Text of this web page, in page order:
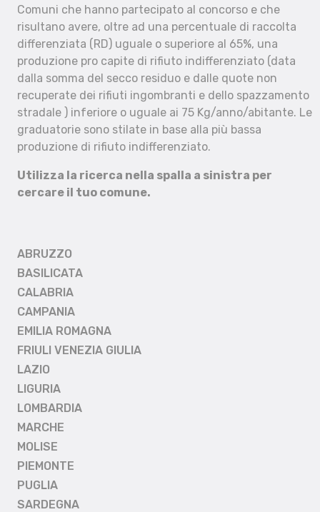
Comuni che hanno partecipato al concorso e che
risultano avere, oltre ad una percentuale di raccolta
differenziata (RD) uguale o superiore al 65%, una
produzione pro capite di rifiuto indifferenziato (data
dalla somma del secco residuo e dalle quote non
recuperate dei rifiuti ingombranti e dello spazzamento
stradale ) inferiore o uguale ai 75 Kg/anno/abitante. Le
graduatorie sono stilate in base alla più bassa
produzione di rifiuto indifferenziato.
Utilizza la ricerca nella spalla a sinistra per
cercare il tuo comune.
ABRUZZO
BASILICATA
CALABRIA
CAMPANIA
EMILIA ROMAGNA
FRIULI VENEZIA GIULIA
LAZIO
LIGURIA
LOMBARDIA
MARCHE
MOLISE
PIEMONTE
PUGLIA
SARDEGNA